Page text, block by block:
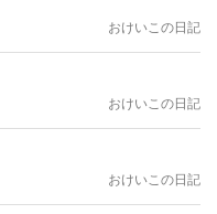
おけいこの日記
おけいこの日記
おけいこの日記